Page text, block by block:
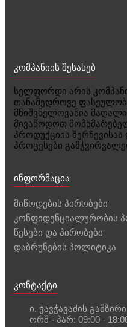
კომპანიის შესახებ
სელფორდი არის
თანამედროვე
მნიშვნელოვანია მაღალი
მივაწოდოთ
პროდუქციის
პროცესები
ინფორმაცია
მიწოდების პირობები
კონფიდენციალურობის
წესები და პირობები
დაბრუნების პოლიტიკა
კონტაქტი
ი. ჭავჭავაძის
ორშ - პარ: 09:00 -